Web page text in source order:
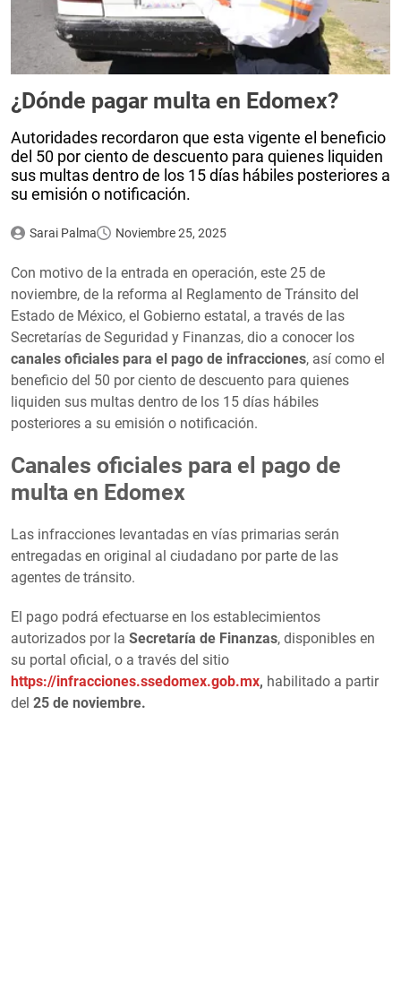
¿Dónde pagar multa en Edomex?
Autoridades recordaron que esta vigente el beneficio
del 50 por ciento de descuento para quienes liquiden
sus multas dentro de los 15 días hábiles posteriores a
su emisión o notificación.
Sarai Palma Noviembre 25, 2025
Con motivo de la entrada en operación, este 25 de
noviembre, de la reforma al Reglamento de Tránsito del
Estado de México, el Gobierno estatal, a través de las
Secretarías de Seguridad y Finanzas, dio a conocer los
canales oficiales para el pago de infracciones, así como el
beneficio del 50 por ciento de descuento para quienes
liquiden sus multas dentro de los 15 días hábiles
posteriores a su emisión o notificación.
Canales oficiales para el pago de
multa en Edomex
Las infracciones levantadas en vías primarias serán
entregadas en original al ciudadano por parte de las
agentes de tránsito.
El pago podrá efectuarse en los establecimientos
autorizados por la Secretaría de Finanzas, disponibles en
su portal oficial, o a través del sitio
https://infracciones.ssedomex.gob.mx, habilitado a partir
del 25 de noviembre.